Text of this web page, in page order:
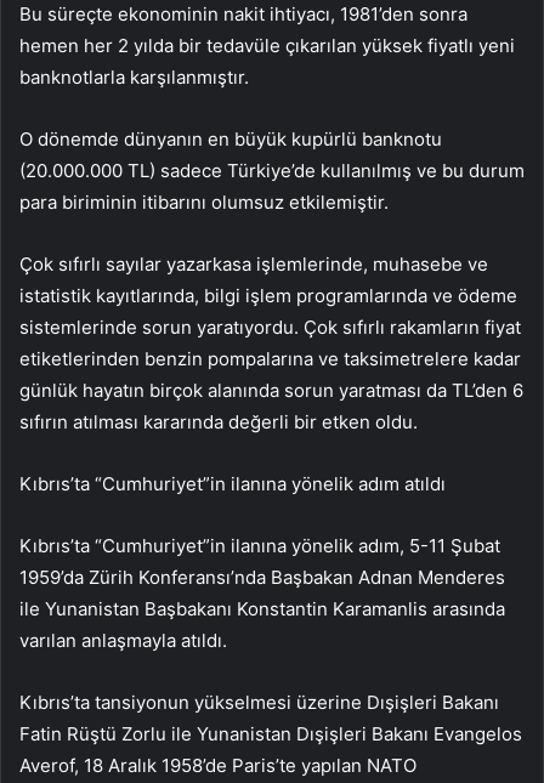
Bu süreçte ekonominin nakit ihtiyacı, 1981’den sonra
hemen her 2 yılda bir tedavüle çıkarılan yüksek fiyatlı yeni
banknotlarla karşılanmıştır.
O dönemde dünyanın en büyük kupürlü banknotu
(20.000.000 TL) sadece Türkiye’de kullanılmış ve bu durum
para biriminin itibarını olumsuz etkilemiştir.
Çok sıfırlı sayılar yazarkasa işlemlerinde, muhasebe ve
istatistik kayıtlarında, bilgi işlem programlarında ve ödeme
sistemlerinde sorun yaratıyordu. Çok sıfırlı rakamların fiyat
etiketlerinden benzin pompalarına ve taksimetrelere kadar
günlük hayatın birçok alanında sorun yaratması da TL’den 6
sıfırın atılması kararında değerli bir etken oldu.
Kıbrıs’ta “Cumhuriyet”in ilanına yönelik adım atıldı
Kıbrıs’ta “Cumhuriyet”in ilanına yönelik adım, 5-11 Şubat
1959’da Zürih Konferansı’nda Başbakan Adnan Menderes
ile Yunanistan Başbakanı Konstantin Karamanlis arasında
varılan anlaşmayla atıldı.
Kıbrıs’ta tansiyonun yükselmesi üzerine Dışişleri Bakanı
Fatin Rüştü Zorlu ile Yunanistan Dışişleri Bakanı Evangelos
Averof, 18 Aralık 1958’de Paris’te yapılan NATO